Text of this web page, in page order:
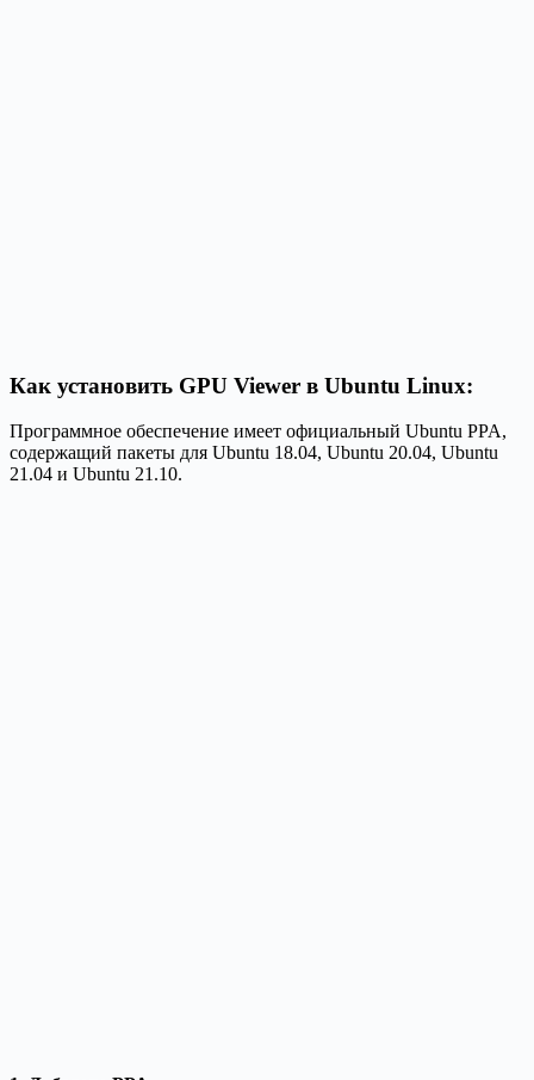
Как установить GPU Viewer в Ubuntu Linux:
Программное обеспечение имеет официальный Ubuntu PPA,
содержащий пакеты для Ubuntu 18.04, Ubuntu 20.04, Ubuntu
21.04 и Ubuntu 21.10.